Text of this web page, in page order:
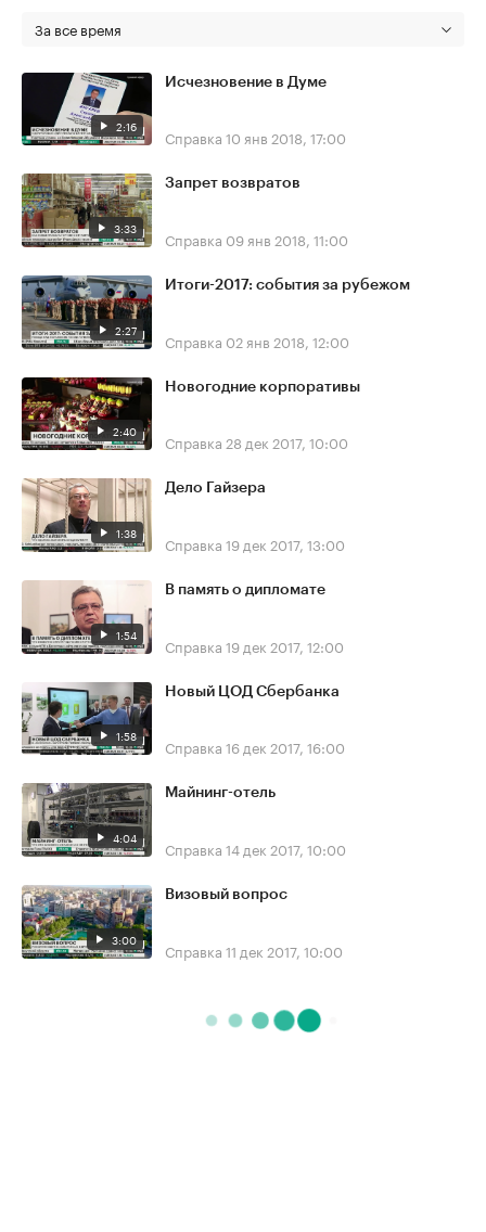
За все время
2:16
Исчезновение в Думе
Справка 10 янв 2018, 17:00
3:33
Запрет возвратов
Справка 09 янв 2018, 11:00
2:27
Итоги-2017: события за рубежом
Справка 02 янв 2018, 12:00
2:40
Новогодние корпоративы
Справка 28 дек 2017, 10:00
1:38
Дело Гайзера
Справка 19 дек 2017, 13:00
1:54
В память о дипломате
Справка 19 дек 2017, 12:00
1:58
Новый ЦОД Сбербанка
Справка 16 дек 2017, 16:00
4:04
Майнинг-отель
Справка 14 дек 2017, 10:00
3:00
Визовый вопрос
Справка 11 дек 2017, 10:00